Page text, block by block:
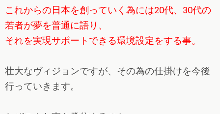
これからの日本を創っていく為には20代、30代の
若者が夢を普通に語り、
それを実現サポートできる環境設定をする事。
壮大なヴィジョンですが、その為の仕掛けを今後
行っていきます。